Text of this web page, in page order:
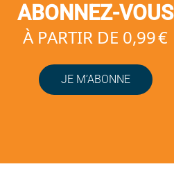
ABONNEZ-VOUS
À PARTIR DE 0,99 €
JE M’ABONNE